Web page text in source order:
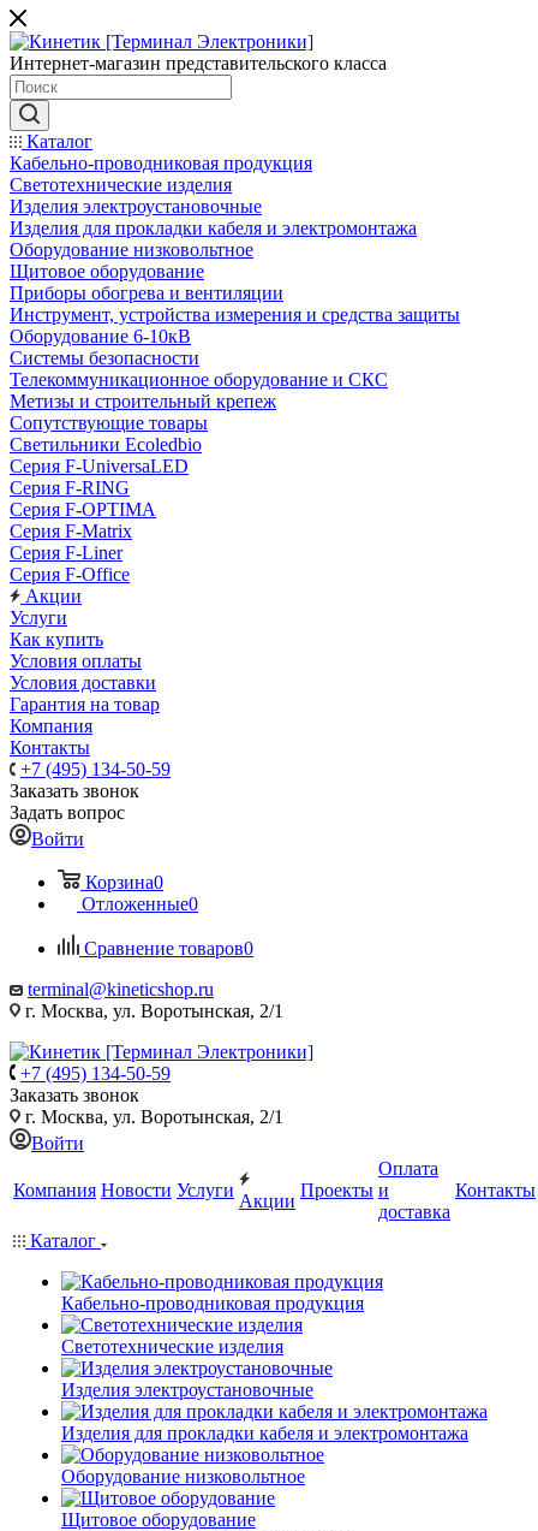
Интернет-магазин представительского класса
Каталог
Кабельно-проводниковая продукция
Светотехнические изделия
Изделия электроустановочные
Изделия для прокладки кабеля и электромонтажа
Оборудование низковольтное
Щитовое оборудование
Приборы обогрева и вентиляции
Инструмент, устройства измерения и средства защиты
Оборудование 6-10кВ
Системы безопасности
Телекоммуникационное оборудование и СКС
Метизы и строительный крепеж
Сопутствующие товары
Светильники Ecoledbio
Серия F-UniversaLED
Серия F-RING
Серия F-OPTIMA
Серия F-Matrix
Серия F-Liner
Серия F-Office
Акции
Услуги
Как купить
Условия оплаты
Условия доставки
Гарантия на товар
Компания
Контакты
+7 (495) 134-50-59
Заказать звонок
Задать вопрос
Войти
Корзина0
Отложенные0
Сравнение товаров0
terminal@kineticshop.ru
г. Москва, ул. Воротынская, 2/1
+7 (495) 134-50-59
Заказать звонок
г. Москва, ул. Воротынская, 2/1
Войти
Компания Новости Услуги
Акции
Проекты
Оплата
и
доставка
Контакты
Каталог
Кабельно-проводниковая продукция
Светотехнические изделия
Изделия электроустановочные
Изделия для прокладки кабеля и электромонтажа
Оборудование низковольтное
Щитовое оборудование